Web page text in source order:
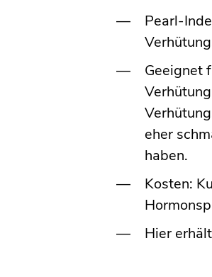
Pearl-
Geeignet
eher
haben.
Kosten:
Hier